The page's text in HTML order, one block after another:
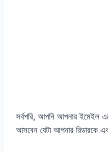
সর্বপরি, আপনি আপনার ইমেইল
আসবেন যেটা আপনার রিডারকে